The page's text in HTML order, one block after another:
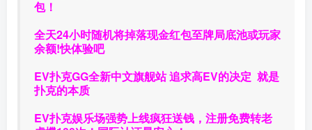
包！
全天24小时随机将掉落现金红包至牌局底池或玩家
余额!快体验吧
EV扑克GG全新中文旗舰站追求高EV的决定 就是
扑克的本质
EV扑克娱乐场强势上线疯狂送钱，注册免费转老